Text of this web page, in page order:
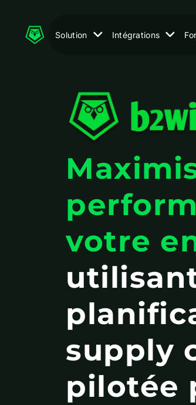
Solution Intégrations
votre
supply
pilotée